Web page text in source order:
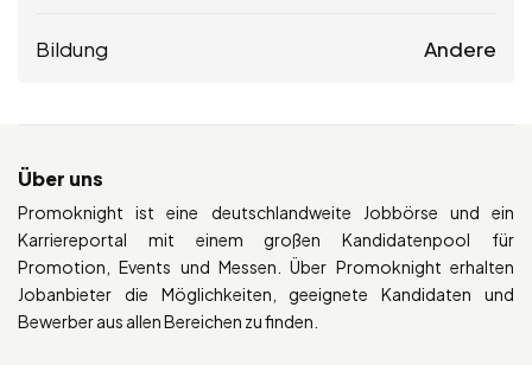
Bildung Andere
Über uns
Promoknight ist eine deutschlandweite Jobbörse und ein
Karriereportal mit einem großen Kandidatenpool für
Promotion, Events und Messen. Über Promoknight erhalten
Jobanbieter die Möglichkeiten, geeignete Kandidaten und
Bewerber aus allen Bereichen zu finden.